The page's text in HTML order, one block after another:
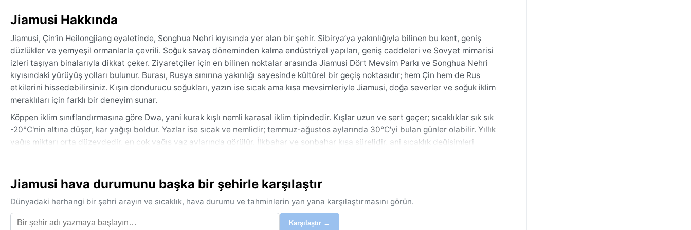
Jiamusi Hakkında
Jiamusi, Çin’in Heilongjiang eyaletinde, Songhua Nehri kıyısında yer alan bir şehir. Sibirya’ya yakınlığıyla bilinen bu kent, geniş
düzlükler ve yemyeşil ormanlarla çevrili. Soğuk savaş döneminden kalma endüstriyel yapıları, geniş caddeleri ve Sovyet mimarisi
izleri taşıyan binalarıyla dikkat çeker. Ziyaretçiler için en bilinen noktalar arasında Jiamusi Dört Mevsim Parkı ve Songhua Nehri
kıyısındaki yürüyüş yolları bulunur. Burası, Rusya sınırına yakınlığı sayesinde kültürel bir geçiş noktasıdır; hem Çin hem de Rus
etkilerini hissedebilirsiniz. Kışın dondurucu soğukları, yazın ise sıcak ama kısa mevsimleriyle Jiamusi, doğa severler ve soğuk iklim
meraklıları için farklı bir deneyim sunar.
Köppen iklim sınıflandırmasına göre Dwa, yani kurak kışlı nemli karasal iklim tipindedir. Kışlar uzun ve sert geçer; sıcaklıklar sık sık
-20°C'nin altına düşer, kar yağışı boldur. Yazlar ise sıcak ve nemlidir; temmuz-ağustos aylarında 30°C'yi bulan günler olabilir. Yıllık
yağış miktarı orta düzeydedir, en çok yağış yaz aylarında görülür. İlkbahar ve sonbahar kısa sürelidir, ani sıcaklık değişimleri
En ideal ziyaret zamanı eylül-ekim aylarıdır; hava serin, nem düşük ve manzaralar canlıdır. Kış ayları, donan nehir manzaraları ve
buz heykel festivalleriyle ilgi çekse de, aşırı soğuk zorlayıcı olabilir. İlkbaharda sık görülen kum fırtınaları ve yaz aylarında muson
etkisiyle gelen ani sağanaklar dikkat edilmesi gereken fenomenlerdir. Ayrıca kışın yoğun kar ve sis, ulaşımı aksatabilir. Jiamusi,
dört mevsimi belirgin bir şekilde yaşatan, kendine özgü iklim koşullarıyla keşfedilmeyi bekleyen bir kent.
Jiamusi hava durumunu başka bir şehirle karşılaştır
Dünyadaki herhangi bir şehri arayın ve sıcaklık, hava durumu ve tahminlerin yan yana karşılaştırmasını görün.
Karşılaştır →